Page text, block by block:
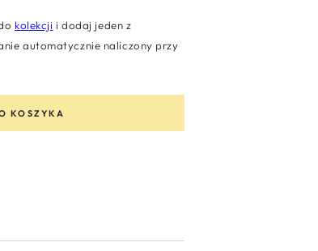
kolekcji i dodaj jeden z
automatycznie naliczony przy
KOSZYKA